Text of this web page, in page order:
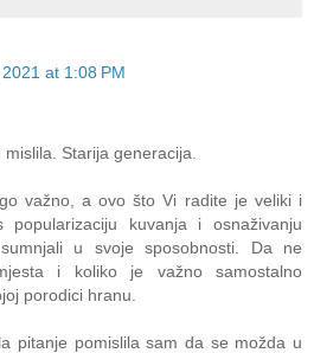
at 1:08 PM
Starija generacija.
važno, a ovo što Vi radite je veliki i
popularizaciju kuvanja i osnaživanju
u svoje sposobnosti. Da ne
i koliko je važno samostalno
porodici hranu.
pitanje pomislila sam da se možda u